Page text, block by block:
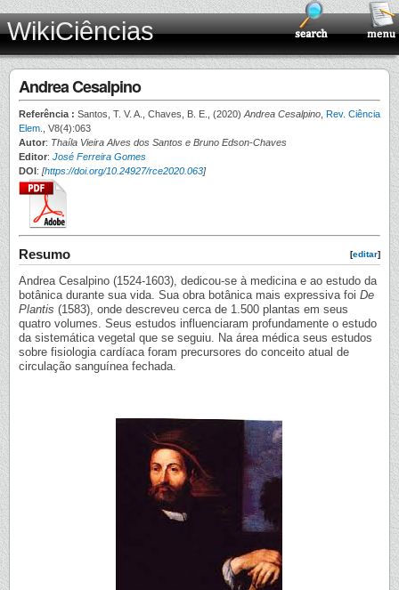
WikiCiências
Andrea Cesalpino
Referência : Santos, T. V. A., Chaves, B. E., (2020) Andrea Cesalpino Rev. Ciência
Elem.
, V8(4):063
Autor: Thaíla Vieira Alves dos Santos e Bruno Edson-Chaves
Editor: José Ferreira Gomes
DOI: [https://doi.org/10.24927/rce2020.063]
[editar]
Resumo
Andrea Cesalpino (1524-1603), dedicou-se à medicina e ao estudo da
botânica durante sua vida. Sua obra botânica mais expressiva foi De
Plantis (1583), onde descreveu cerca de 1.500 plantas em seus
quatro volumes. Seus estudos influenciaram profundamente o estudo
da sistemática vegetal que se seguiu. Na área médica seus estudos
sobre fisiologia cardíaca foram precursores do conceito atual de
circulação sanguínea fechada.